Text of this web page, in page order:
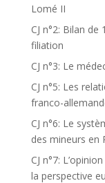
Lomé II
CJ n°2: Bilan
filiation
CJ n°3: Le
CJ n°5: Les
franco-
CJ n°6: Le
des mineurs en
CJ n°7:
la perspective